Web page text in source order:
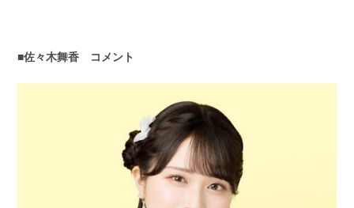
■佐々木舞香 コメント